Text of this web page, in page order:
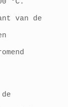
°C.
van de